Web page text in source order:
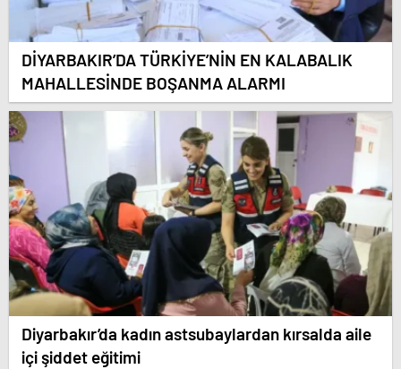
DİYARBAKIR’DA TÜRKİYE’NİN EN KALABALIK
MAHALLESİNDE BOŞANMA ALARMI
Diyarbakır’da kadın astsubaylardan kırsalda aile
içi şiddet eğitimi